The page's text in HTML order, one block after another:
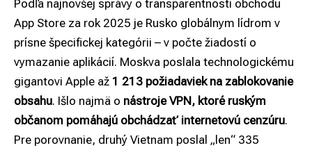
Podľa najnovšej správy o transparentnosti obchodu
App Store za rok 2025 je Rusko globálnym lídrom v
prísne špecifickej kategórii – v počte žiadostí o
vymazanie aplikácií. Moskva poslala technologickému
gigantovi Apple až 1 213 požiadaviek na zablokovanie
obsahu. Išlo najmä o nástroje VPN, ktoré ruským
občanom pomáhajú obchádzať internetovú cenzúru.
Pre porovnanie, druhý Vietnam poslal „len“ 335